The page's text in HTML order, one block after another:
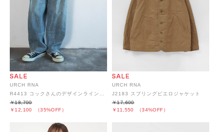
URCH RNA
￥12,100 （35%OFF）
￥18,700
URCH RNA
J2183 スプリングピエロジャケット
￥11,550 （34%OFF）
￥17,600